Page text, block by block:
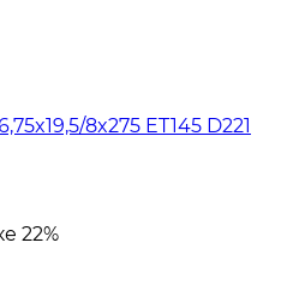
8x275 ET145 D221
22%